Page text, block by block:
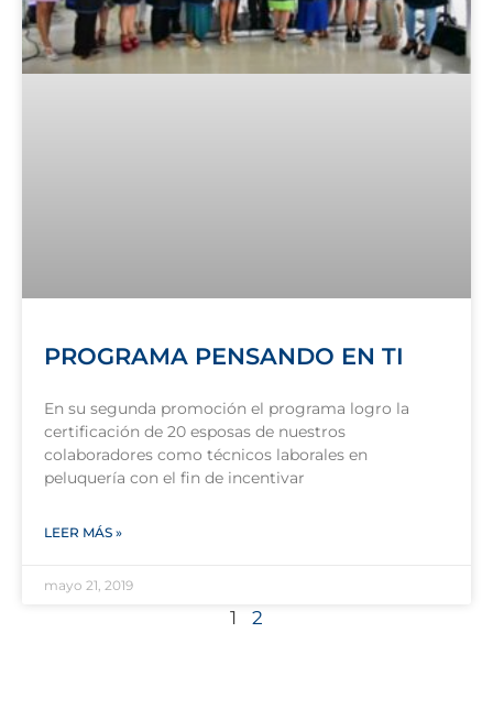
PROGRAMA PENSANDO EN TI
En su segunda promoción el programa logro la
certificación de 20 esposas de nuestros
colaboradores como técnicos laborales en
peluquería con el fin de incentivar
LEER MÁS »
mayo 21, 2019
1 2